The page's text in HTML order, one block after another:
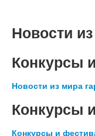
Новости
Конкурсы
Новости из мира
Конкурсы
Конкурсы и